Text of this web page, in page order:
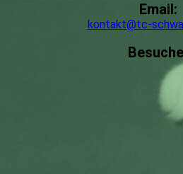
Email:
kontakt@tc-